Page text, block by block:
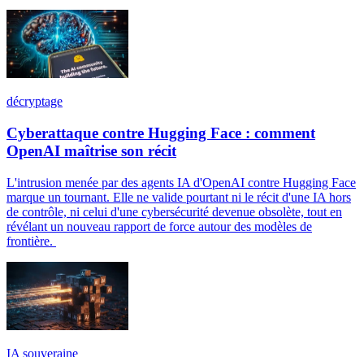
décryptage
Cyberattaque contre Hugging Face : comment
OpenAI maîtrise son récit
L'intrusion menée par des agents IA d'OpenAI contre Hugging Face
marque un tournant. Elle ne valide pourtant ni le récit d'une IA hors
de contrôle, ni celui d'une cybersécurité devenue obsolète, tout en
révélant un nouveau rapport de force autour des modèles de
frontière.
IA souveraine